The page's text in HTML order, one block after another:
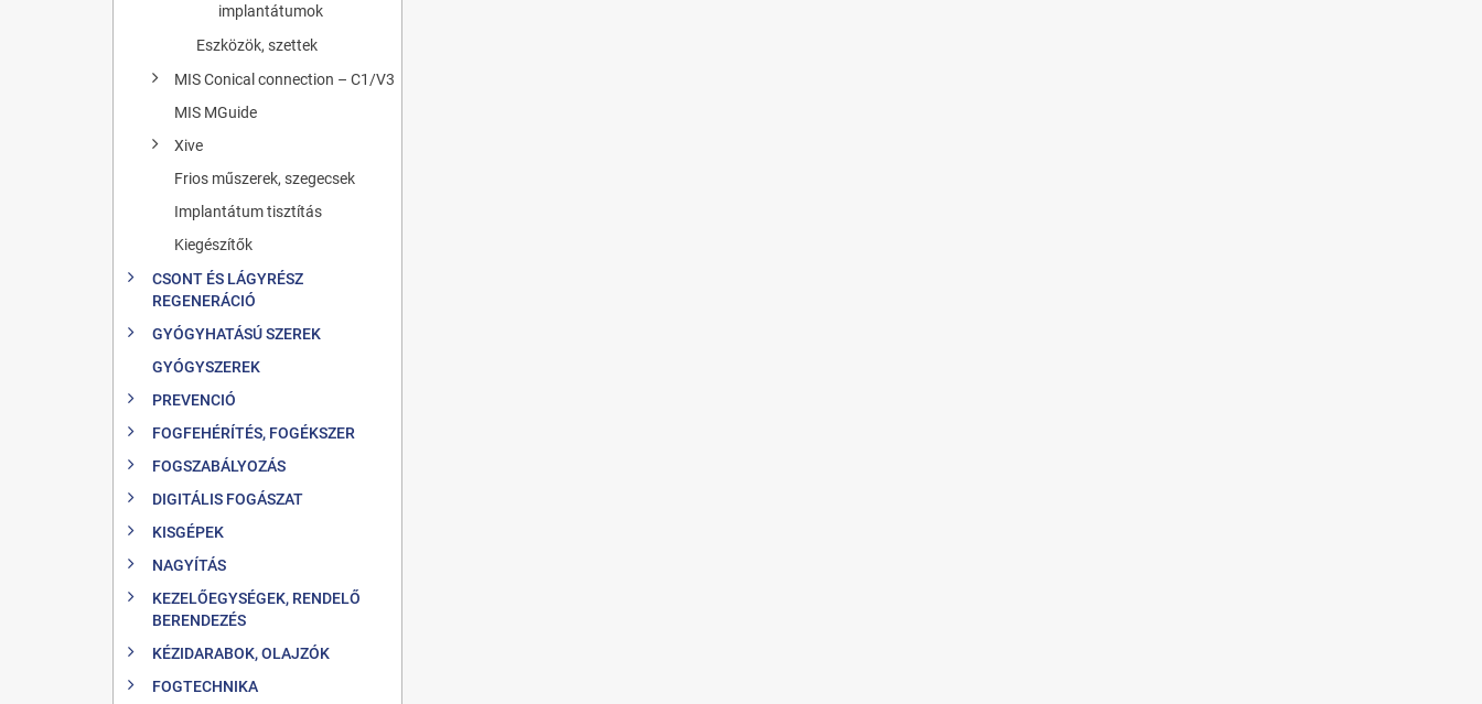
implantátumok
Eszközök, szettek
MIS Conical connection – C1/V3
MIS MGuide
Xive
Frios műszerek, szegecsek
Implantátum tisztítás
Kiegészítők
CSONT ÉS LÁGYRÉSZ
REGENERÁCIÓ
GYÓGYHATÁSÚ SZEREK
GYÓGYSZEREK
PREVENCIÓ
FOGFEHÉRÍTÉS, FOGÉKSZER
FOGSZABÁLYOZÁS
DIGITÁLIS FOGÁSZAT
KISGÉPEK
NAGYÍTÁS
KEZELŐEGYSÉGEK, RENDELŐ
BERENDEZÉS
KÉZIDARABOK, OLAJZÓK
FOGTECHNIKA